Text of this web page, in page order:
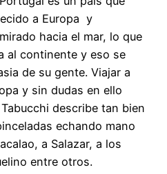
a Europa y
hacia el mar, lo que
al continente y eso se
de su gente. Viajar a
y sin dudas en ello
describe tan bien
echando mano
a Salazar, a los
entre otros.